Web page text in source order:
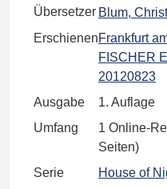
Übersetzer Blum,
ErschienenFrankfurt
FISCHER
20120823
Ausgabe
1. Auflage
Umfang
1 Online-
Seiten)
Serie
House of